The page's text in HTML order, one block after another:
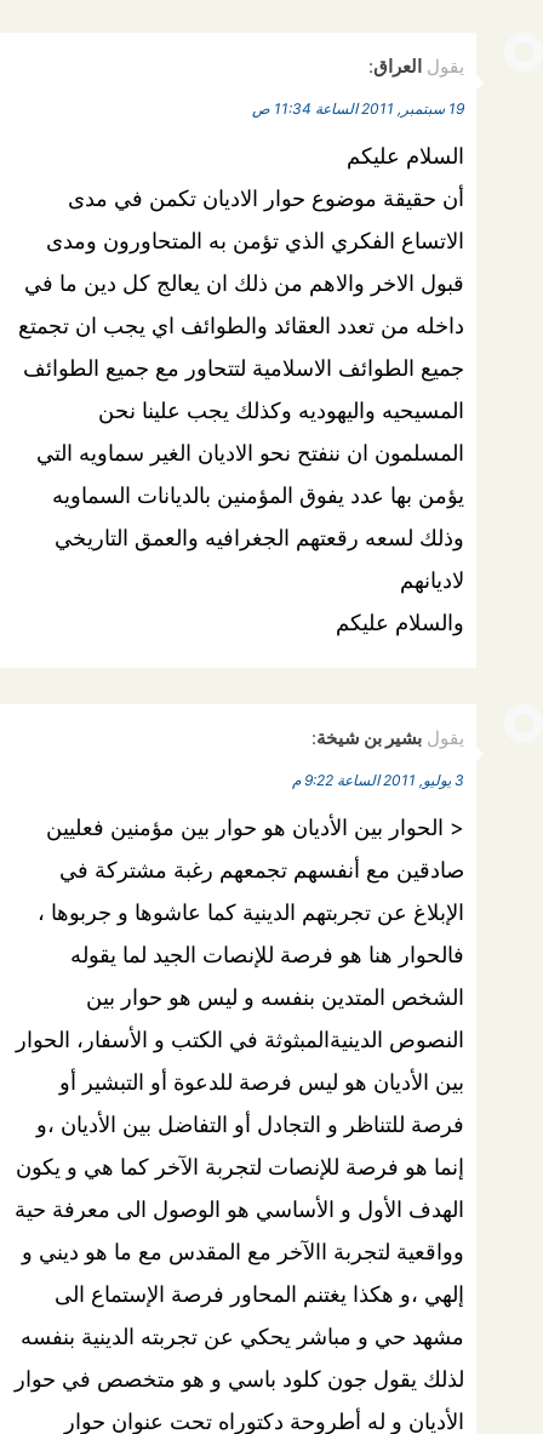
يقول العراق:
19 سبتمبر, 2011 الساعة 11:34 ص
السلام عليكم
أن حقيقة موضوع حوار الاديان تكمن في مدى
الاتساع الفكري الذي تؤمن به المتحاورون ومدى
قبول الاخر والاهم من ذلك ان يعالج كل دين ما في
داخله من تعدد العقائد والطوائف اي يجب ان تجمتع
جميع الطوائف الاسلامية لتتحاور مع جميع الطوائف
المسيحيه واليهوديه وكذلك يجب علينا نحن
المسلمون ان ننفتح نحو الاديان الغير سماويه التي
يؤمن بها عدد يفوق المؤمنين بالديانات السماويه
وذلك لسعه رقعتهم الجغرافيه والعمق التاريخي
لاديانهم
والسلام عليكم
يقول بشير بن شيخة:
3 يوليو, 2011 الساعة 9:22 م
< الحوار بين الأديان هو حوار بين مؤمنين فعليين
صادقين مع أنفسهم تجمعهم رغبة مشتركة في
الإبلاغ عن تجربتهم الدينية كما عاشوها و جربوها ،
فالحوار هنا هو فرصة للإنصات الجيد لما يقوله
الشخص المتدين بنفسه و ليس هو حوار بين
النصوص الدينيةالمبثوثة في الكتب و الأسفار، الحوار
بين الأديان هو ليس فرصة للدعوة أو التبشير أو
فرصة للتناظر و التجادل أو التفاضل بين الأديان ،و
إنما هو فرصة للإنصات لتجربة الآخر كما هي و يكون
الهدف الأول و الأساسي هو الوصول الى معرفة حية
وواقعية لتجربة االآخر مع المقدس مع ما هو ديني و
إلهي ،و هكذا يغتنم المحاور فرصة الإستماع الى
مشهد حي و مباشر يحكي عن تجربته الدينية بنفسه
لذلك يقول جون كلود باسي و هو متخصص في حوار
الأديان و له أطروحة دكتوراه تحت عنوان حوار